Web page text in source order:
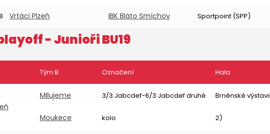
Vrtáci Plzeň IBK Bláto Smíchov Sportpoint (SPP)
- Junioři BU19
Tým B Označení Hala
MIlujeme
Moukece
3/3 Jabcdef-6/3 Jabcdef druhé
kolo
Brněnské
2)